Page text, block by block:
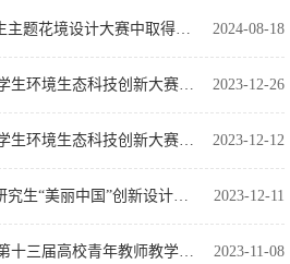
2024-08-18
喜报 | 建工学子在全国大学生主题花境设计大赛中取得突破性佳绩
2023-12-26
我院学子在第六届浙江省大学生环境生态科技创新大赛中喜获佳绩
2023-12-12
我院学子在第六届浙江省大学生环境生态科技创新大赛中喜获佳绩
2023-12-11
喜报 | 我院学子获首届中国研究生“美丽中国”创新设计大赛全国三等奖
2023-11-08
特等奖！我院教师在浙江省第十三届高校青年教师教学竞赛中喜获佳绩